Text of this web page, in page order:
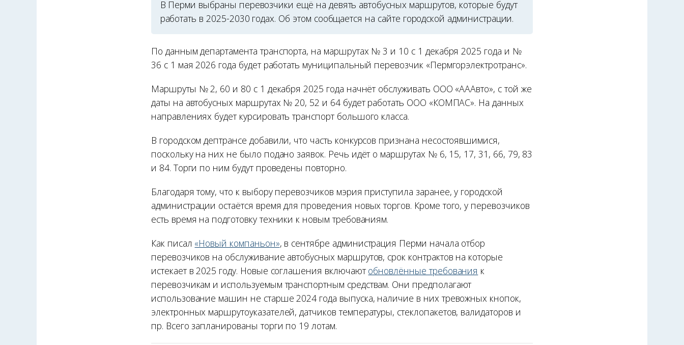
В Перми выбраны перевозчики ещё на девять автобусных маршрутов, которые будут
работать в 2025-2030 годах. Об этом сообщается на сайте городской администрации.
По данным департамента транспорта, на маршрутах № 3 и 10 с 1 декабря 2025 года и №
36 с 1 мая 2026 года будет работать муниципальный перевозчик «Пермгорэлектротранс».
Маршруты № 2, 60 и 80 с 1 декабря 2025 года начнёт обслуживать ООО «АААвто», с той же
даты на автобусных маршрутах № 20, 52 и 64 будет работать ООО «КОМПАС». На данных
направлениях будет курсировать транспорт большого класса.
В городском дептрансе добавили, что часть конкурсов признана несостоявшимися,
поскольку на них не было подано заявок. Речь идёт о маршрутах № 6, 15, 17, 31, 66, 79, 83
и 84. Торги по ним будут проведены повторно.
Благодаря тому, что к выбору перевозчиков мэрия приступила заранее, у городской
администрации остаётся время для проведения новых торгов. Кроме того, у перевозчиков
есть время на подготовку техники к новым требованиям.
Как писал «Новый компаньон», в сентябре администрация Перми начала отбор
перевозчиков на обслуживание автобусных маршрутов, срок контрактов на которые
истекает в 2025 году. Новые соглашения включают обновлённые требования к
перевозчикам и используемым транспортным средствам. Они предполагают
использование машин не старше 2024 года выпуска, наличие в них тревожных кнопок,
электронных маршрутоуказателей, датчиков температуры, стеклопакетов, валидаторов и
пр. Всего запланированы торги по 19 лотам.